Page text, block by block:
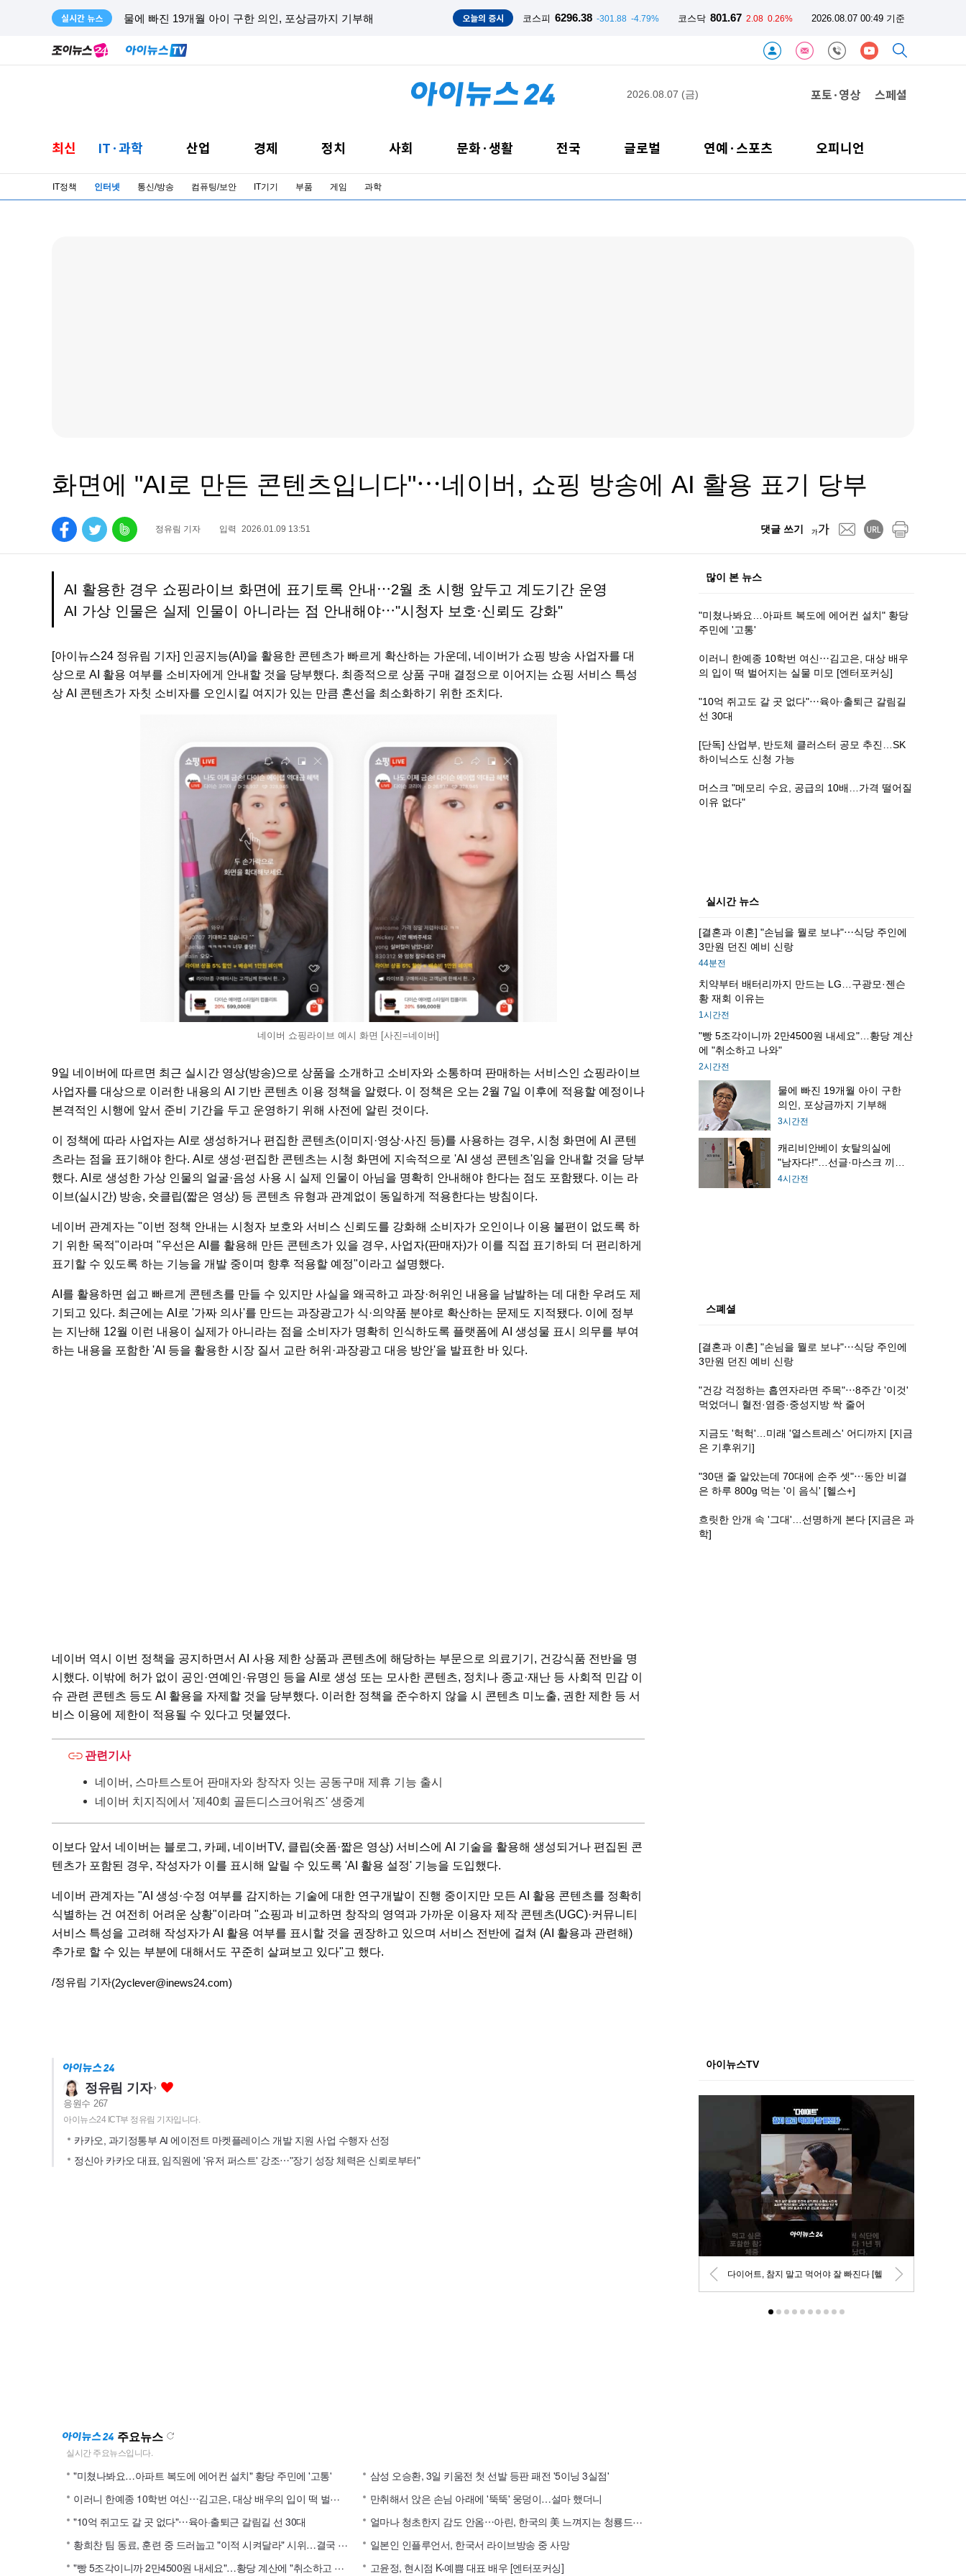
실시간 뉴스 캐리비안베이 女탈의실에 "남자다!"…선글·마스크 끼고 도주 오늘의 증시 코스피 6296.38 -301.88 -4.79% 코스닥 801.67 2.08 0.26% 2026.08.07 00:49 기준
2026.08.07 (금) 포토·영상 스페셜
최신 IT·과학 산업 경제 정치 사회 문화·생활 전국 글로벌 연예·스포츠 오피니언
IT정책 인터넷 통신/방송 컴퓨팅/보안 IT기기 부품 게임 과학
화면에 "AI로 만든 콘텐츠입니다"⋯네이버, 쇼핑 방송에 AI 활용 표기 당부
정유림 기자 입력 2026.01.09 13:51 댓글 쓰기
AI 활용한 경우 쇼핑라이브 화면에 표기토록 안내⋯2월 초 시행 앞두고 계도기간 운영
AI 가상 인물은 실제 인물이 아니라는 점 안내해야⋯"시청자 보호·신뢰도 강화"
[아이뉴스24 정유림 기자] 인공지능(AI)을 활용한 콘텐츠가 빠르게 확산하는 가운데, 네이버가 쇼핑 방송 사업자를 대
상으로 AI 활용 여부를 소비자에게 안내할 것을 당부했다. 최종적으로 상품 구매 결정으로 이어지는 쇼핑 서비스 특성
상 AI 콘텐츠가 자칫 소비자를 오인시킬 여지가 있는 만큼 혼선을 최소화하기 위한 조치다.
네이버 쇼핑라이브 예시 화면 [사진=네이버]
9일 네이버에 따르면 최근 실시간 영상(방송)으로 상품을 소개하고 소비자와 소통하며 판매하는 서비스인 쇼핑라이브
사업자를 대상으로 이러한 내용의 AI 기반 콘텐츠 이용 정책을 알렸다. 이 정책은 오는 2월 7일 이후에 적용할 예정이나
본격적인 시행에 앞서 준비 기간을 두고 운영하기 위해 사전에 알린 것이다.
이 정책에 따라 사업자는 AI로 생성하거나 편집한 콘텐츠(이미지·영상·사진 등)를 사용하는 경우, 시청 화면에 AI 콘텐
츠라는 점을 표기해야 한다. AI로 생성·편집한 콘텐츠는 시청 화면에 지속적으로 'AI 생성 콘텐츠'임을 안내할 것을 당부
했다. AI로 생성한 가상 인물의 얼굴·음성 사용 시 실제 인물이 아님을 명확히 안내해야 한다는 점도 포함됐다. 이는 라
이브(실시간) 방송, 숏클립(짧은 영상) 등 콘텐츠 유형과 관계없이 동일하게 적용한다는 방침이다.
네이버 관계자는 "이번 정책 안내는 시청자 보호와 서비스 신뢰도를 강화해 소비자가 오인이나 이용 불편이 없도록 하
기 위한 목적"이라며 "우선은 AI를 활용해 만든 콘텐츠가 있을 경우, 사업자(판매자)가 이를 직접 표기하되 더 편리하게
표기할 수 있도록 하는 기능을 개발 중이며 향후 적용할 예정"이라고 설명했다.
AI를 활용하면 쉽고 빠르게 콘텐츠를 만들 수 있지만 사실을 왜곡하고 과장·허위인 내용을 남발하는 데 대한 우려도 제
기되고 있다. 최근에는 AI로 '가짜 의사'를 만드는 과장광고가 식·의약품 분야로 확산하는 문제도 지적됐다. 이에 정부
는 지난해 12월 이런 내용이 실제가 아니라는 점을 소비자가 명확히 인식하도록 플랫폼에 AI 생성물 표시 의무를 부여
하는 내용을 포함한 'AI 등을 활용한 시장 질서 교란 허위·과장광고 대응 방안'을 발표한 바 있다.
네이버 역시 이번 정책을 공지하면서 AI 사용 제한 상품과 콘텐츠에 해당하는 부문으로 의료기기, 건강식품 전반을 명
시했다. 이밖에 허가 없이 공인·연예인·유명인 등을 AI로 생성 또는 모사한 콘텐츠, 정치나 종교·재난 등 사회적 민감 이
슈 관련 콘텐츠 등도 AI 활용을 자제할 것을 당부했다. 이러한 정책을 준수하지 않을 시 콘텐츠 미노출, 권한 제한 등 서
비스 이용에 제한이 적용될 수 있다고 덧붙였다.
관련기사
네이버, 스마트스토어 판매자와 창작자 잇는 공동구매 제휴 기능 출시
네이버 치지직에서 '제40회 골든디스크어워즈' 생중계
이보다 앞서 네이버는 블로그, 카페, 네이버TV, 클립(숏폼·짧은 영상) 서비스에 AI 기술을 활용해 생성되거나 편집된 콘
텐츠가 포함된 경우, 작성자가 이를 표시해 알릴 수 있도록 'AI 활용 설정' 기능을 도입했다.
네이버 관계자는 "AI 생성·수정 여부를 감지하는 기술에 대한 연구개발이 진행 중이지만 모든 AI 활용 콘텐츠를 정확히
식별하는 건 여전히 어려운 상황"이라며 "쇼핑과 비교하면 창작의 영역과 가까운 이용자 제작 콘텐츠(UGC)·커뮤니티
서비스 특성을 고려해 작성자가 AI 활용 여부를 표시할 것을 권장하고 있으며 서비스 전반에 걸쳐 (AI 활용과 관련해)
추가로 할 수 있는 부분에 대해서도 꾸준히 살펴보고 있다"고 했다.
/정유림 기자(2yclever@inews24.com)
정유림 기자
응원수 267
아이뉴스24 ICT부 정유림 기자입니다.
카카오, 과기정통부 AI 에이전트 마켓플레이스 개발 지원 사업 수행자 선정
정신아 카카오 대표, 임직원에 '유저 퍼스트' 강조⋯"장기 성장 체력은 신뢰로부터"
주요뉴스
"미쳤나봐요…아파트 복도에 에어컨 설치" 황당 주민에 '고통'
이
러니 한예종 10학번 여신⋯김고은, 대상 배우의 입이 떡 벌어지는 실물 미모 [엔터포커싱]
"10억 쥐고도 갈 곳 없다"⋯육아·출퇴근 갈림길 선 30대
황
희찬 팀 동료, 훈련 중 드러눕고 "이적 시켜달라" 시위…결국 팀 훈련까지 취소
"
빵 5조각이니까 2만4500원 내세요"…황당 계산에 "취소하고 나와"
삼성 오승환, 3일 키움전 첫 선발 등판 패전 '5이닝 3실점'
만취해서 앉은 손님 아래에 '뚝뚝' 웅덩이…설마 했더니
얼
마나 청초한지 감도 안옴⋯아린, 한국의 美 느껴지는 청룡드레스 [엔터포커싱]
일본인 인플루언서, 한국서 라이브방송 중 사망
고윤정, 현시점 K-예쁨 대표 배우 [엔터포커싱]
많이 본 뉴스
"미쳤나봐요…아파트 복도에 에어컨 설치" 황당
주민에 '고통'
이러니 한예종 10학번 여신⋯김고은, 대상 배우
의 입이 떡 벌어지는 실물 미모 [엔터포커싱]
"10억 쥐고도 갈 곳 없다"⋯육아·출퇴근 갈림길
선 30대
[단독] 산업부, 반도체 클러스터 공모 추진…SK
하이닉스도 신청 가능
머스크 "메모리 수요, 공급의 10배…가격 떨어질
이유 없다"
실시간 뉴스
[결혼과 이혼] "손님을 뭘로 보냐"⋯식당 주인에
3만원 던진 예비 신랑
44분전
치약부터 배터리까지 만드는 LG…구광모·젠슨
황 재회 이유는
1시간전
"빵 5조각이니까 2만4500원 내세요"…황당 계산
에 "취소하고 나와"
2시간전
물에 빠진 19개월 아이 구한
의인, 포상금까지 기부해
3시간전
캐리비안베이 女탈의실에
"남자다!"…선글·마스크 끼고
도주
4시간전
스폐셜
[결혼과 이혼] "손님을 뭘로 보냐"⋯식당 주인에
3만원 던진 예비 신랑
"건강 걱정하는 흡연자라면 주목"⋯8주간 '이것'
먹었더니 혈전·염증·중성지방 싹 줄어
지금도 '헉헉'…미래 '열스트레스' 어디까지 [지금
은 기후위기]
"30댄 줄 알았는데 70대에 손주 셋"⋯동안 비결
은 하루 800g 먹는 '이 음식' [헬스+]
흐릿한 안개 속 '그대'…선명하게 본다 [지금은 과
학]
아이뉴스TV
다이어트, 참지 말고 먹어야 잘 빠진다 [헬